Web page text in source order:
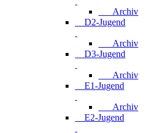
Archiv
D2-Jugend
Archiv
D3-Jugend
Archiv
E1-Jugend
Archiv
E2-Jugend